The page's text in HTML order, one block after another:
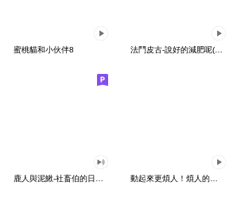
蜜桃貓和小伙伴8 法鬥皮古-說好的減肥呢(第15彈)